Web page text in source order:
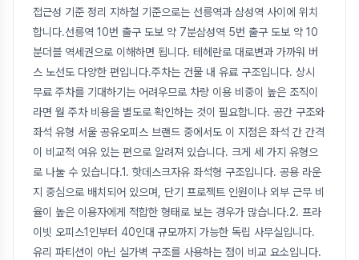
접근성 기준 정리 지하철 기준으로는 선릉역과 삼성역 사이에 위치
합니다.선릉역 10번 출구 도보 약 7분삼성역 5번 출구 도보 약 10
분더블 역세권으로 이해하면 됩니다. 테헤란로 대로변과 가까워 버
스 노선도 다양한 편입니다.주차는 건물 내 유료 구조입니다. 상시
무료 주차를 기대하기는 어려우므로 차량 이용 비중이 높은 조직이
라면 월 주차 비용을 별도로 확인하는 것이 필요합니다. 공간 구조와
좌석 유형 서울 공유오피스 브랜드 중에서도 이 지점은 좌석 간 간격
이 비교적 여유 있는 편으로 알려져 있습니다. 크게 세 가지 유형으
로 나눌 수 있습니다.1. 핫데스크자유 좌석형 구조입니다. 공용 라운
지 중심으로 배치되어 있으며, 단기 프로젝트 인원이나 외부 근무 비
율이 높은 이용자에게 적합한 형태로 보는 경우가 많습니다.2. 프라
이빗 오피스1인부터 40인대 규모까지 가능한 독립 사무실입니다.
유리 파티션이 아닌 실가벽 구조를 사용하는 점이 비교 요소입니다.